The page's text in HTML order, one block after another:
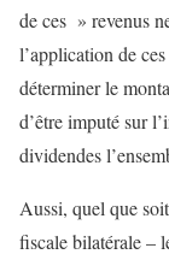
de ces » revenus
l’application de
déterminer le
d’être imputé sur
dividendes
Aussi, quel que
fiscale bilatérale –